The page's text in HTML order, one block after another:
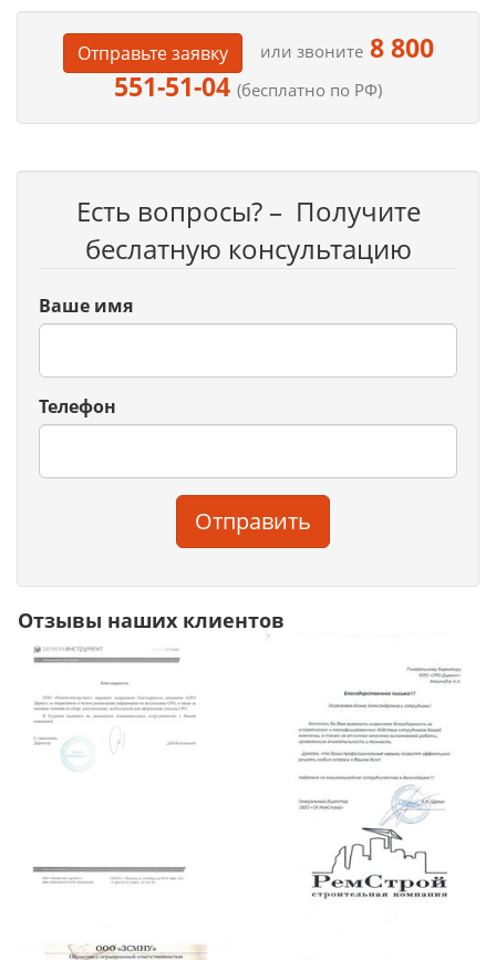
Отправьте заявку или звоните8 800
551-51-04 (бесплатно по РФ)
Есть вопросы? – Получите
беслатную консультацию
Ваше имя
Телефон
Отправить
Отзывы наших клиентов